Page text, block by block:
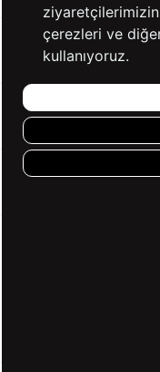
YARDIM
BİZE ULAŞIN
HIZLI ERİŞİM
çerezleri ve
kullanıyoruz.